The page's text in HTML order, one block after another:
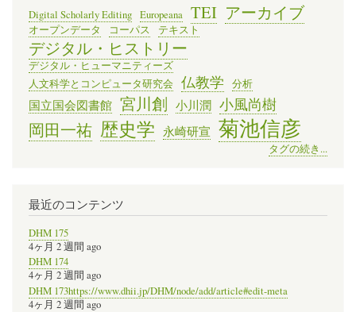
Digital Scholarly Editing Europeana TEI アーカイブ
オープンデータ コーパス テキスト
デジタル・ヒストリー
デジタル・ヒューマニティーズ
人文科学とコンピュータ研究会
仏教学 分析
国立国会図書館 宮川創 小川潤 小風尚樹
岡田一祐 歴史学 永崎研宣 菊池信彦
タグの続き...
最近のコンテンツ
DHM 175
4ヶ月 2 週間 ago
DHM 174
4ヶ月 2 週間 ago
DHM 173https://www.dhii.jp/DHM/node/add/article#edit-meta
4ヶ月 2 週間 ago